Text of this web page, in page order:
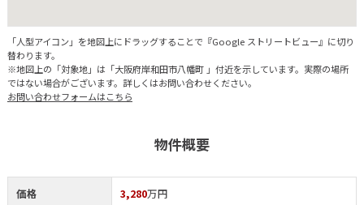
「人型アイコン」を地図上にドラッグすることで『Google ストリートビュー』に切り
替わります。
※地図上の「対象地」は「大阪府岸和田市八幡町 」付近を示しています。実際の場所
ではない場合がございます。詳しくはお問い合わせください。
お問い合わせフォームはこちら
物件概要
価格 3,280万円